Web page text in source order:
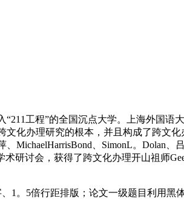
工程”的全国沉点大学。上海外国语
化办理研究的根本，并且构成了跨文
MichaelHarrisBond、SimonL。Dolan
研讨会，获得了跨文化办理开山祖师
5倍行距排版；论文一级题目利用黑